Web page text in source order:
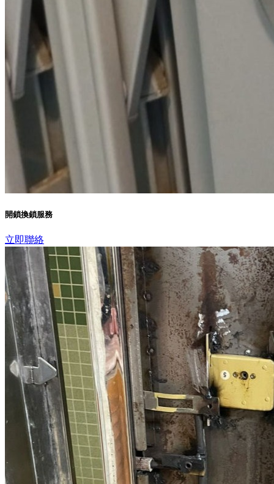
開鎖換鎖服務
立即聯絡